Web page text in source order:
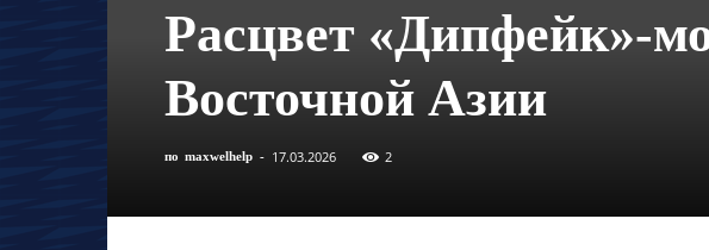
Расцвет «Дипфейк»-
Восточной Азии
по maxwelhelp - 17.03.2026 2